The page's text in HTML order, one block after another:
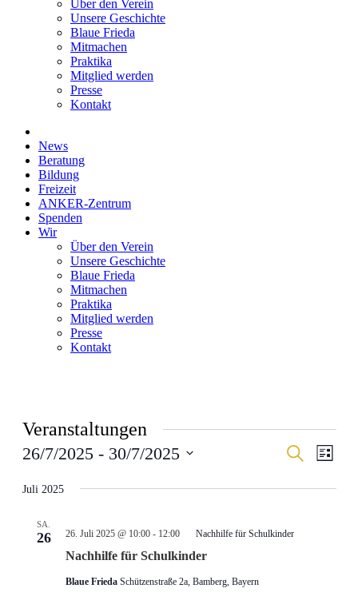
Über den Verein
Unsere Geschichte
Blaue Frieda
Mitmachen
Praktika
Mitglied werden
Presse
Kontakt
News
Beratung
Bildung
Freizeit
ANKER-Zentrum
Spenden
Wir
Über den Verein
Unsere Geschichte
Blaue Frieda
Mitmachen
Praktika
Mitglied werden
Presse
Kontakt
Veranstaltungen
und
Suche
Liste
26/7/2025 - 30/7/2025
wählen.
Juli 2025
SA.
26
Nachhilfe für Schulkinder
26. Juli 2025 @ 10:00- 12:00 Nachhilfe für Schulkinder
Blaue Frieda Schützenstraße 2a, Bamberg, Bayern